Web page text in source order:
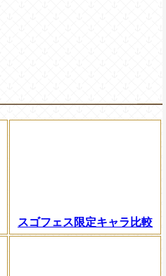
スゴフェス限定キャラ比較